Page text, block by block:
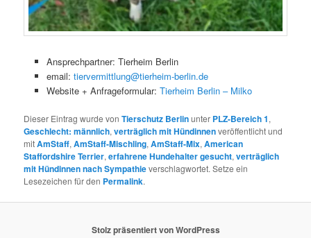
Ansprechpartner: Tierheim Berlin
email: tiervermittlung@tierheim-berlin.de
Website + Anfrageformular: Tierheim Berlin – Milko
Dieser Eintrag wurde vonTierschutz Berlinunter PLZ-Bereich 1,
Geschlecht: männlich,verträglich mit Hündinnenveröffentlicht und
mitAmStaff,AmStaff-Mischling,AmStaff-Mix,American
Staffordshire Terrier,erfahrene Hundehalter gesucht,verträglich
mit Hündinnen nach Sympathieverschlagwortet. Setze ein
Lesezeichen für den Permalink.
Stolz präsentiert von WordPress